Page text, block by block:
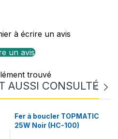
à écrire un avis
un avis
trouvé
AUSSI CONSULTÉ
Fer à boucler TOPMATIC
25W Noir (HC-100)